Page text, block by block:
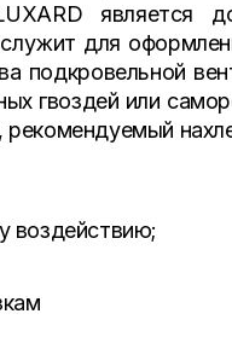
является
для
подкровельной
гвоздей или
воздействию;